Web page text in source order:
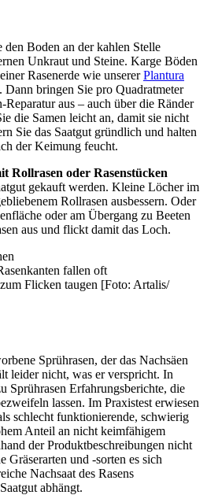
Boden an der kahlen Stelle
Unkraut und Steine. Karge Böden
Rasenerde wie unsererPlantura
Dann bringen Sie pro Quadratmeter
aus – auch über die Ränder
die Samen leicht an, damit sie nicht
Sie das Saatgut gründlich und halten
der Keimung feucht.
Rollrasen oder Rasenstücken
gekauft werden. Kleine Löcher im
Rollrasen ausbessern. Oder
oder am Übergang zu Beeten
aus und flickt damit das Loch.
fallen oft
Flicken taugen [Foto: Artalis/
Sprührasen, der das Nachsäen
leider nicht, was er verspricht. In
Sprührasen Erfahrungsberichte, die
lassen. Im Praxistest erwiesen
schlecht funktionierende, schwierig
Anteil an nicht keimfähigem
der Produktbeschreibungen nicht
Gräserarten und -sorten es sich
Nachsaat des Rasens
abhängt.